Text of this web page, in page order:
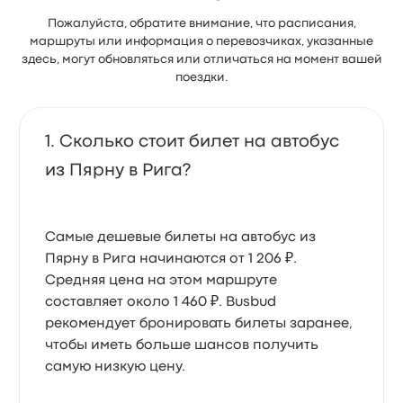
Пожалуйста, обратите внимание, что расписания,
маршруты или информация о перевозчиках, указанные
здесь, могут обновляться или отличаться на момент вашей
поездки.
Сколько стоит билет на автобус
из Пярну в Рига?
Самые дешевые билеты на автобус из
Пярну в Рига начинаются от 1 206 ₽.
Средняя цена на этом маршруте
составляет около 1 460 ₽. Busbud
рекомендует бронировать билеты заранее,
чтобы иметь больше шансов получить
самую низкую цену.